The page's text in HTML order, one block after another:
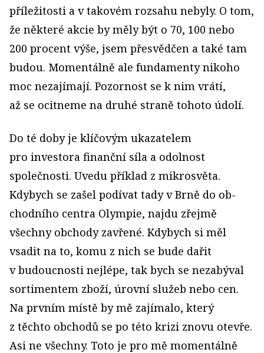
příležitosti a v takovém rozsahu nebyly. O tom,
že některé akcie by měly být o 70, 100 nebo
200 procent výše, jsem přesvědčen a také tam
budou. Momentálně ale fundamenty nikoho
moc nezajímají. Pozornost se k nim vrátí,
až se ocitneme na druhé straně tohoto údolí.
Do té doby je klíčovým ukazatelem
pro investora finanční síla a odolnost
společnosti. Uvedu příklad z mikrosvěta.
Kdybych se zašel podívat tady v Brně do ob­
chodního centra Olympie, najdu zřejmě
všechny ob­chody zavřené. Kdybych si měl
vsadit na to, komu z nich se bude dařit
v budoucnosti nejlépe, tak bych se nezabýval
sortimentem zboží, úrovní služeb nebo cen.
Na prvním místě by mě zajímalo, který
z těchto obchodů se po této krizi znovu otevře.
Asi ne všechny. Toto je pro mě momentálně